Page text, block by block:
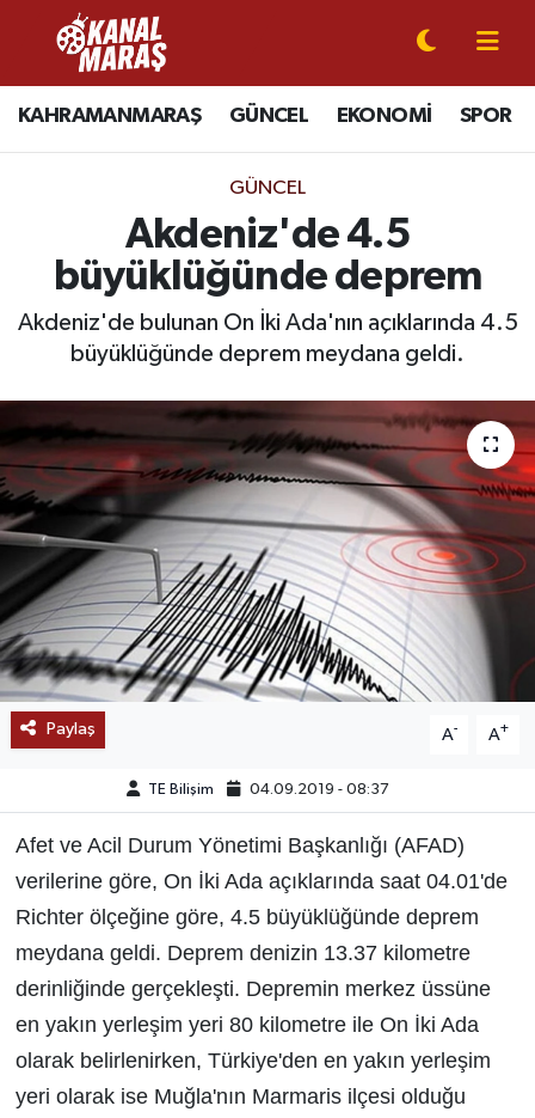
KAHRAMANMARAŞ GÜNCEL EKONOMİ SPOR
GÜNCEL
Akdeniz'de 4.5
büyüklüğünde deprem
Akdeniz'de bulunan On İki Ada'nın açıklarında 4.5
büyüklüğünde deprem meydana geldi.
Paylaş A- A+
TE Bilişim 04.09.2019 - 08:37
Afet ve Acil Durum Yönetimi Başkanlığı (AFAD)
verilerine göre, On İki Ada açıklarında saat 04.01'de
Richter ölçeğine göre, 4.5 büyüklüğünde deprem
meydana geldi. Deprem denizin 13.37 kilometre
derinliğinde gerçekleşti. Depremin merkez üssüne
en yakın yerleşim yeri 80 kilometre ile On İki Ada
olarak belirlenirken, Türkiye'den en yakın yerleşim
yeri olarak ise Muğla'nın Marmaris ilçesi olduğu
CANLI YAYIN
KAHRAMANMARAŞ
SPOR
SİYASET
GÜNDEM
MAGAZİN
SAĞLIK
EĞİTİM
BÖLGE
DÜNYA
TREND
MEDYA
OTOMOTİV
Kahramanmaraş Nöbetçi Eczaneler
Kahramanmaraş Hava Durumu
Kahramanmaraş Namaz Vakitleri
Kahramanmaraş Trafik Yoğunluk Haritası
Süper Lig Puan Durumu ve Fikstür
Son Dakika Haberleri
Haber Arşivi